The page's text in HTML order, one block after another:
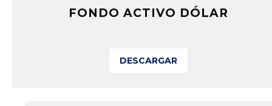
FONDO ACTIVO DÓLAR
DESCARGAR